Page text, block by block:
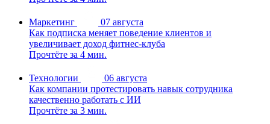
Маркетинг
07 августа
Как подписка меняет поведение клиентов и
увеличивает доход фитнес-клуба
Прочтёте за 4 мин.
Технологии
06 августа
Как компании протестировать навык сотрудника
качественно работать с ИИ
Прочтёте за 3 мин.